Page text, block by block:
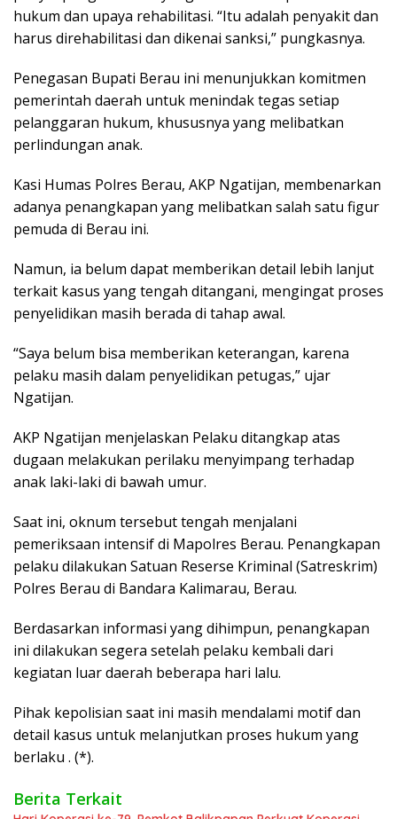
hukum dan upaya rehabilitasi. “Itu adalah penyakit dan
harus direhabilitasi dan dikenai sanksi,” pungkasnya.
Penegasan Bupati Berau ini menunjukkan komitmen
pemerintah daerah untuk menindak tegas setiap
pelanggaran hukum, khususnya yang melibatkan
perlindungan anak.
Kasi Humas Polres Berau, AKP Ngatijan, membenarkan
adanya penangkapan yang melibatkan salah satu figur
pemuda di Berau ini.
Namun, ia belum dapat memberikan detail lebih lanjut
terkait kasus yang tengah ditangani, mengingat proses
penyelidikan masih berada di tahap awal.
“Saya belum bisa memberikan keterangan, karena
pelaku masih dalam penyelidikan petugas,” ujar
Ngatijan.
AKP Ngatijan menjelaskan Pelaku ditangkap atas
dugaan melakukan perilaku menyimpang terhadap
anak laki-laki di bawah umur.
Saat ini, oknum tersebut tengah menjalani
pemeriksaan intensif di Mapolres Berau. Penangkapan
pelaku dilakukan Satuan Reserse Kriminal (Satreskrim)
Polres Berau di Bandara Kalimarau, Berau.
Berdasarkan informasi yang dihimpun, penangkapan
ini dilakukan segera setelah pelaku kembali dari
kegiatan luar daerah beberapa hari lalu.
Pihak kepolisian saat ini masih mendalami motif dan
detail kasus untuk melanjutkan proses hukum yang
berlaku . (*).
Berita Terkait